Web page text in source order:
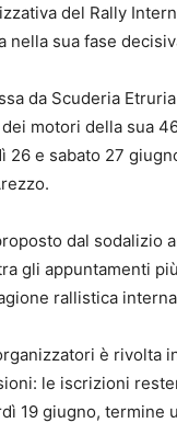
del Rally
nella sua fase
da Scuderia
motori della sua
26 e sabato 27
dal sodalizio
gli appuntamenti
rallistica
è rivolta
le iscrizioni
19 giugno, termine